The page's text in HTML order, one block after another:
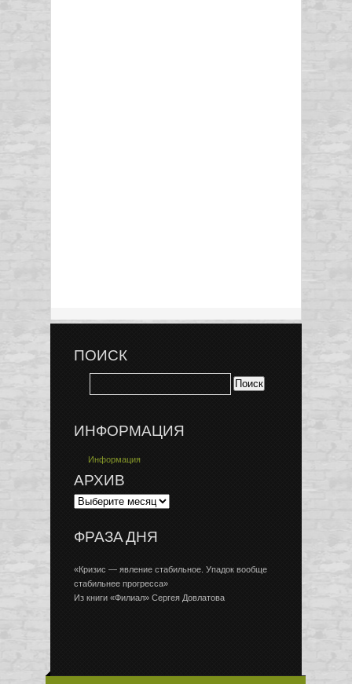
ПОИСК
ИНФОРМАЦИЯ
Информация
АРХИВ
ФРАЗА ДНЯ
«Кризис — явление стабильное. Упадок вообще
стабильнее прогресса»
Из книги «Филиал» Сергея Довлатова